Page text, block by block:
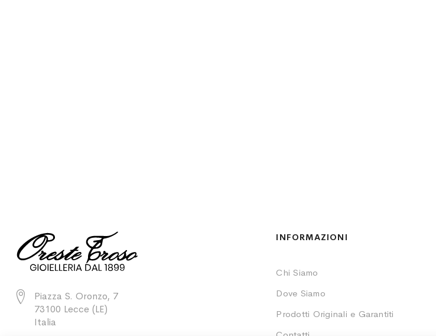
Piazza S. Oronzo, 7
73100 Lecce (LE)
Italia
INFORMAZIONI
Chi Siamo
Dove Siamo
Prodotti Originali e Garantiti